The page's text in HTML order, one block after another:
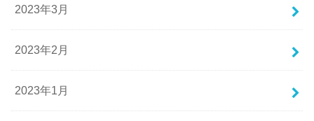
2023年3月
2023年2月
2023年1月